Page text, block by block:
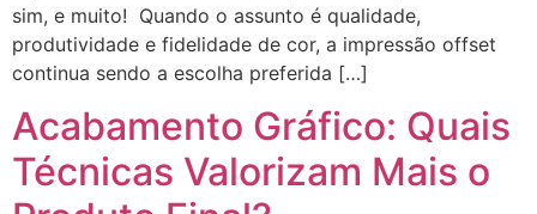
sim, e muito! Quando o assunto é qualidade,
produtividade e fidelidade de cor, a impressão offset
continua sendo a escolha preferida […]
Acabamento Gráfico: Quais
Técnicas Valorizam Mais o